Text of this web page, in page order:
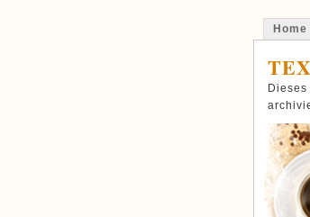
Home